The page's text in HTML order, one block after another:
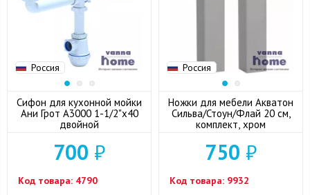
Россия
Сифон для кухонной мойки
Ани Грот А3000 1-1/2"x40
двойной
700 ₽
Код товара: 4790
Россия
Ножки для мебели Акватон
Сильва/Стоун/Флай 20 см,
комплект, хром
750 ₽
Код товара: 9932